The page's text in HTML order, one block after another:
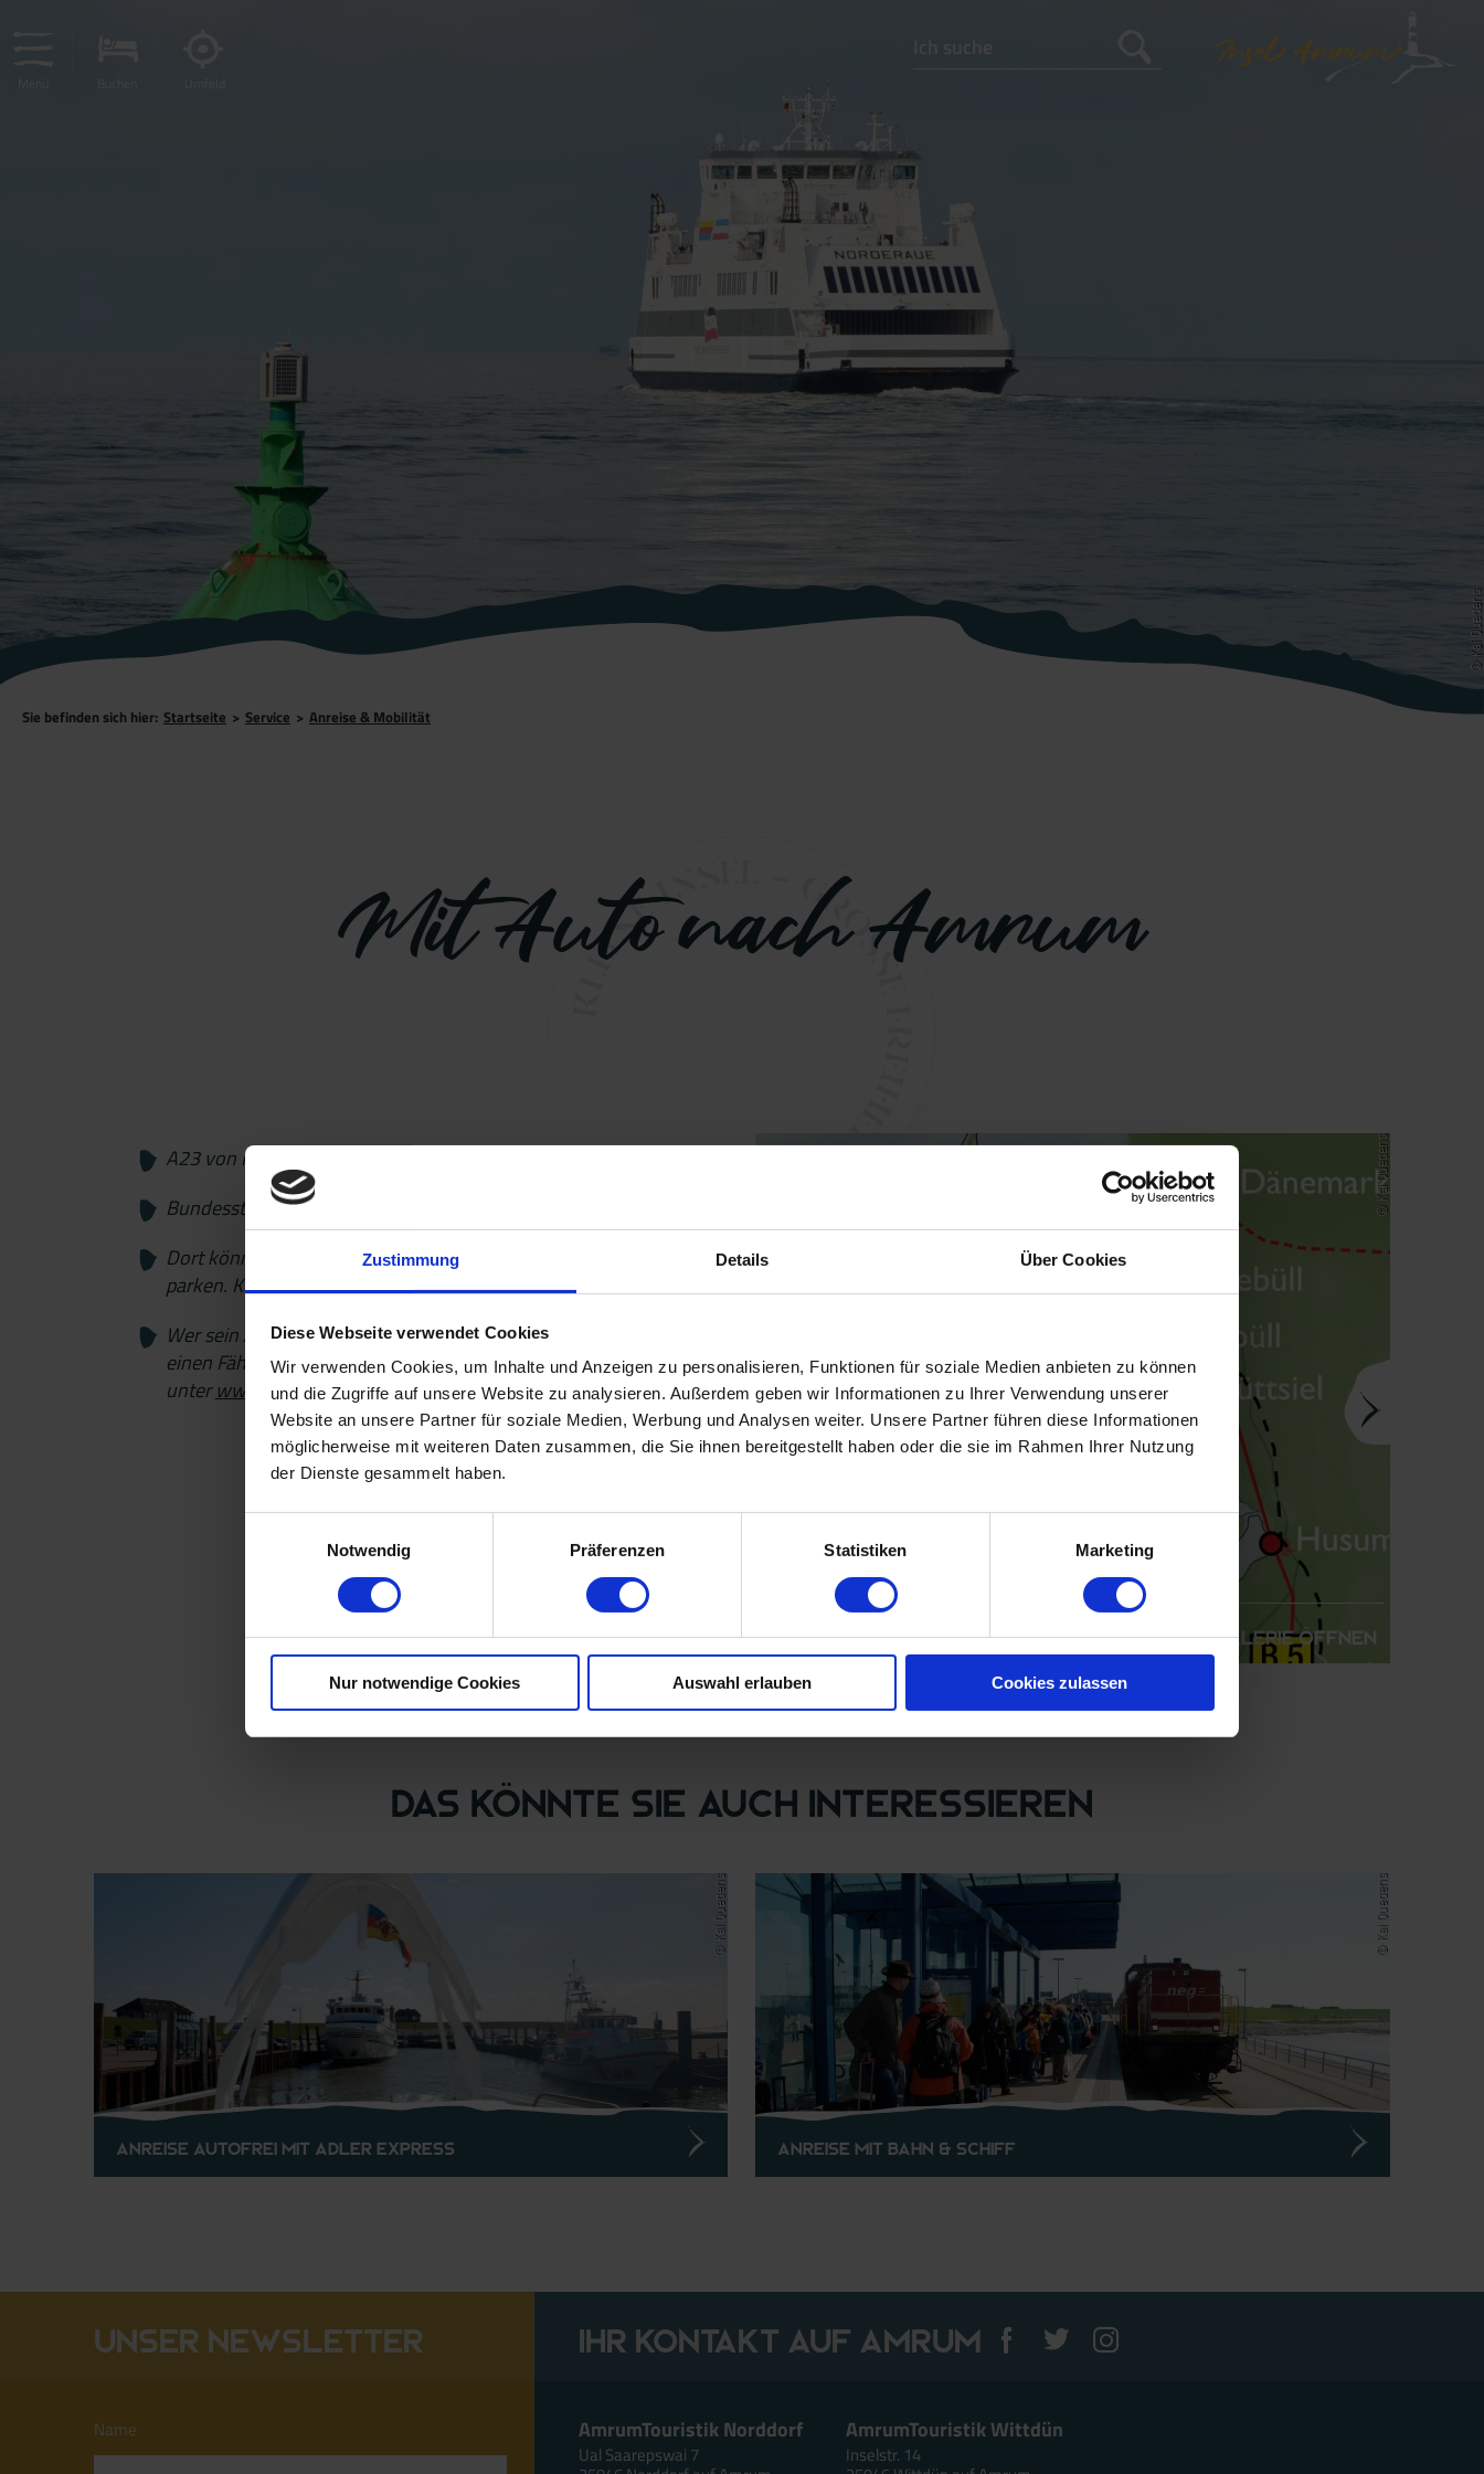
Zustimmung Details Über Cookies
Diese Webseite verwendet Cookies
Wir verwenden Cookies, um Inhalte und Anzeigen zu personalisieren, Funktionen für soziale Medien anbieten zu können
und die Zugriffe auf unsere Website zu analysieren. Außerdem geben wir Informationen zu Ihrer Verwendung unserer
Website an unsere Partner für soziale Medien, Werbung und Analysen weiter. Unsere Partner führen diese Informationen
möglicherweise mit weiteren Daten zusammen, die Sie ihnen bereitgestellt haben oder die sie im Rahmen Ihrer Nutzung
der Dienste gesammelt haben.
Notwendig
Präferenzen Statistiken Marketing
Nur notwendige Cookies Auswahl erlauben Cookies zulassen
© Kai Quedens
Sie befinden sich hier: Startseite > Service > Anreise & Mobilität
Mit Auto nach Amrum
A23 von Hamburg über Heide
Bundesstraße 5 nach Dagebüll
Dort können Sie auf kostenpflichtigen Parkplätzen/Garagen
parken. Keine Anmeldung. Infos hier.
Wer sein Auto mit auf die Insel nehmen möchte, sollte rechtzeitig
einen Fährplatz bei der Wyker Dampfschiffs-Reederei reservieren
unterwww.faehre.de
Galerie öffnen
© Kai Quedens
Das könnte Sie auch interessieren
© Kai Quedens
Anreise Autofrei mit Adler Express
© Kai Quedens
Anreise mit Bahn & Schiff
Unser Newsletter Ihr Kontakt auf Amrum
Name AmrumTouristik Norddorf
Ual Saarepswai 7
AmrumTouristik Wittdün
Inselstr. 14